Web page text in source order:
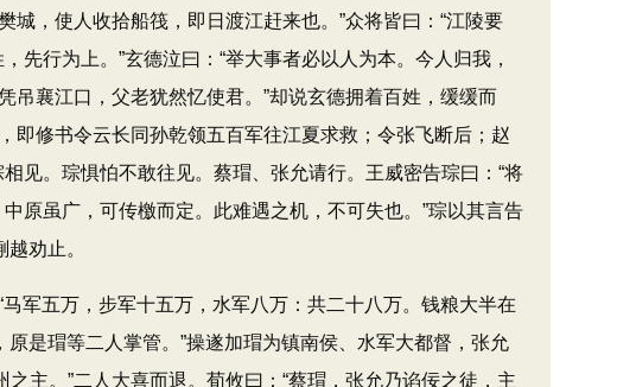
，使人收拾船筏，即日渡江赶来也。”众将皆曰：“江陵要
行为上。”玄德泣曰：“举大事者必以人为本。今人归我，
吊襄江口，父老犹然忆使君。”却说玄德拥着百姓，缓缓而
即修书令云长同孙乾领五百军往江夏求救；令张飞断后；赵
见。琮惧怕不敢往见。蔡瑁、张允请行。王威密告琮曰：“将
原虽广，可传檄而定。此难遇之机，不可失也。”琮以其言告
劝止。
军五万，步军十五万，水军八万：共二十八万。钱粮大半在
是瑁等二人掌管。”操遂加瑁为镇南侯、水军大都督，张允
主。”二人大喜而退。荀攸曰：“蔡瑁，张允乃谄佞之徒，主